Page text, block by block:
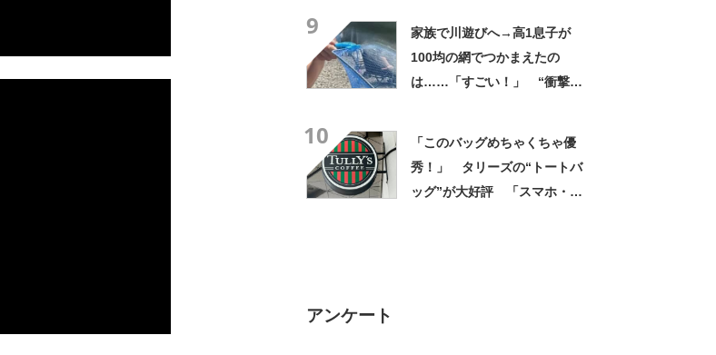
9
家族で川遊びへ→高1息子が
100均の網でつかまえたの
は……「すごい！」 “衝撃の
10
「このバッグめちゃくちゃ優
秀！」 タリーズの“トートバ
ッグ”が大好評 「スマホ・財
アンケート